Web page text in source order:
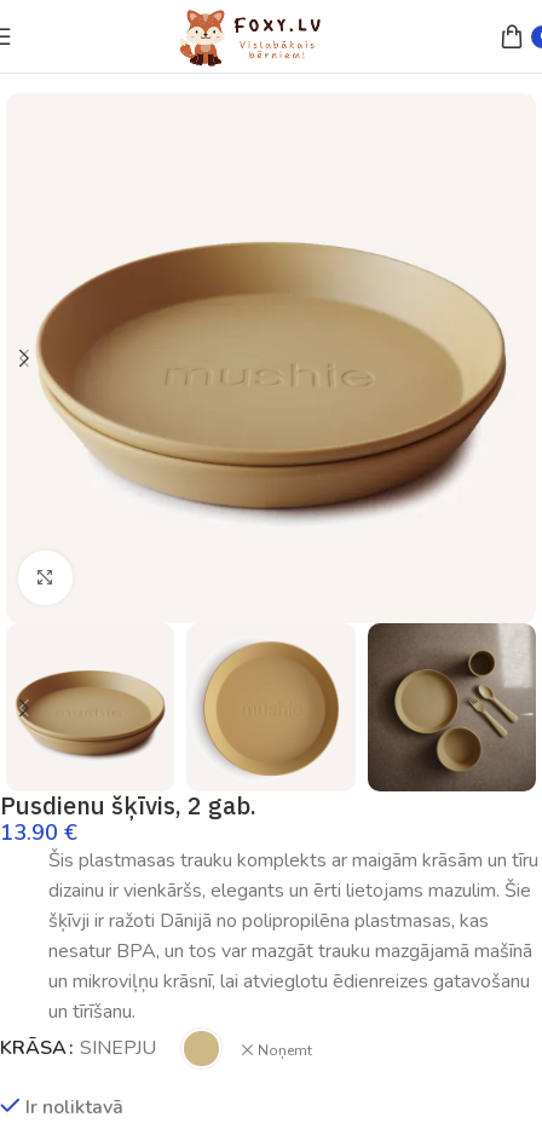
Sākums Trauki un piederumi
Pusdienu šķīvis, 2 gab.
13.90 €
Šis plastmasas trauku komplekts ar maigām krāsām un tīru
dizainu ir vienkāršs, elegants un ērti lietojams mazulim. Šie
šķīvji ir ražoti Dānijā no polipropilēna plastmasas, kas
nesatur BPA, un tos var mazgāt trauku mazgājamā mašīnā
un mikroviļņu krāsnī, lai atvieglotu ēdienreizes gatavošanu
un tīrīšanu.
KRĀSA SINEPJU Noņemt
Ir noliktavā